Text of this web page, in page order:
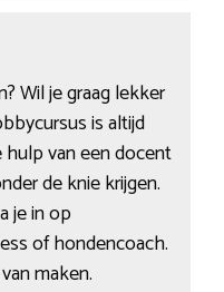
Wil je graag lekker
is altijd
van een docent
de knie krijgen.
je in op
of hondencoach.
maken.